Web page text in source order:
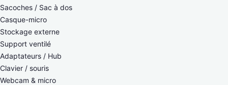
Sacoches / Sac à dos
Casque-micro
Stockage externe
Support ventilé
Adaptateurs / Hub
Clavier / souris
Webcam & micro